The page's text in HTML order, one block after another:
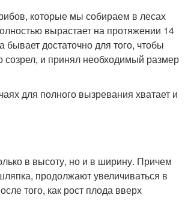
которые мы собираем в лесах
вырастает на протяжении 14
бывает достаточно для того, чтобы
созрел, и принял необходимый размер
для полного вызревания хватает и
в высоту, но и в ширину. Причем
продолжают увеличиваться в
того, как рост плода вверх